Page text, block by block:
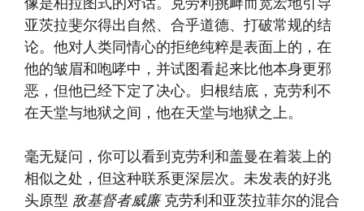
亚茨拉斐尔得出自然、合乎道德、打破常规的结
论。他对人类同情心的拒绝纯粹是表面上的，在
他的皱眉和咆哮中，并试图看起来比他本身更邪
恶，但他已经下定了决心。归根结底，克劳利不
在天堂与地狱之间，他在天堂与地狱之上​​。
毫无疑问，你可以看到克劳利和盖曼在着装上的
相似之处，但这种联系更深层次。未发表的好兆
头原型 敌基督者威廉克劳利和亚茨拉菲尔的混合